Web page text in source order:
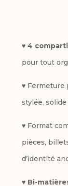
♥ 4
pour tout
♥ Fermeture
stylée,
♥ Format
pièces,
d’identité
♥ Bi-